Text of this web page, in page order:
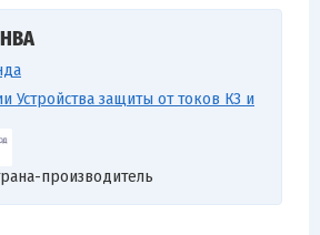
Устройства защиты от токов КЗ и
производитель